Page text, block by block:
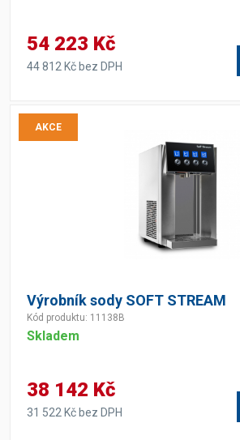
54 223 Kč
44 812 Kč bez DPH
AKCE
Výrobník sody SOFT STREAM
Kód produktu: 11138B
Skladem
38 142 Kč
31 522 Kč bez DPH